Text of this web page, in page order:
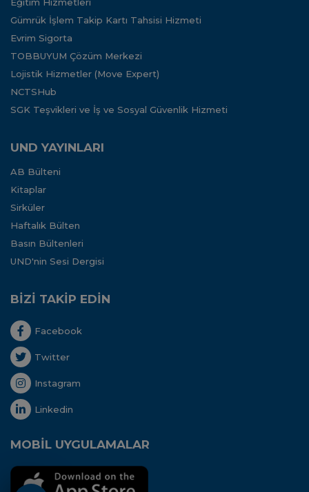
Gümrük İşlem Takip Kartı Tahsisi Hizmeti
Evrim Sigorta
TOBBUYUM Çözüm Merkezi
Lojistik Hizmetler (Move Expert)
NCTSHub
SGK Teşvikleri ve İş ve Sosyal Güvenlik Hizmeti
UND YAYINLARI
AB Bülteni
Kitaplar
Sirküler
Haftalık Bülten
Basın Bültenleri
UND'nin Sesi Dergisi
BİZİ TAKİP EDİN
Facebook
Twitter
Instagram
Linkedin
MOBİL UYGULAMALAR